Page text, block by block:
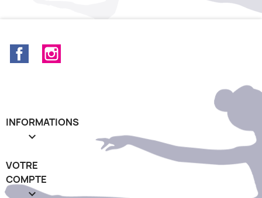
Facebook
INFORMATIONS

VOTRE
COMPTE
